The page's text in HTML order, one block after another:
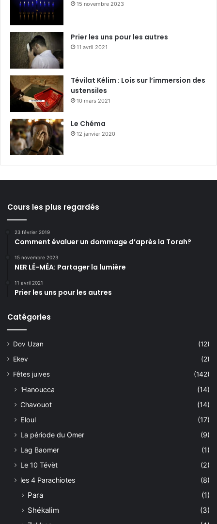
15 novembre 2023
Prier les uns pour les autres
11 avril 2021
Tévilat Kélim : Lois sur l’immersion des
ustensiles
10 mars 2021
Le Chéma
12 janvier 2020
Cours les plus regardés
23 février 2019
Comment évaluer un dommage d’après la Torah?
15 novembre 2023
NER LÉ-MÉA: Partager la lumière
11 avril 2021
Prier les uns pour les autres
Catégories
Dov Uzan
(12)
Ekev
(2)
Fêtes juives
(142)
'Hanoucca
(14)
Chavouot
(14)
Eloul
(17)
La période du Omer
(9)
Lag Baomer
(1)
Le 10 Tévèt
(2)
les 4 Parachiotes
(8)
Para
(1)
Shékalim
(3)